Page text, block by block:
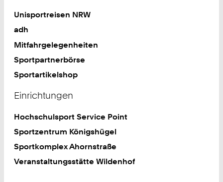
Unisportreisen NRW
adh
Mitfahrgelegenheiten
Sportpartnerbörse
Sportartikelshop
Einrichtungen
Hochschulsport Service Point
Sportzentrum Königshügel
Sportkomplex Ahornstraße
Veranstaltungsstätte Wildenhof